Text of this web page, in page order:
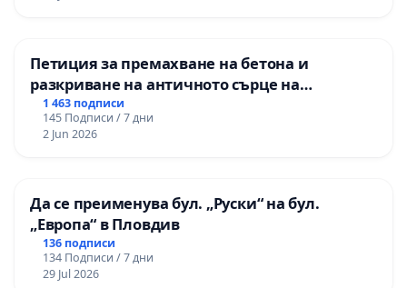
Петиция за премахване на бетона и
разкриване на античното сърце на
Могиланската могила във Враца
1 463 подписи
145 Подписи / 7 дни
2 Jun 2026
Да се преименува бул. „Руски“ на бул.
„Европа“ в Пловдив
136 подписи
134 Подписи / 7 дни
29 Jul 2026